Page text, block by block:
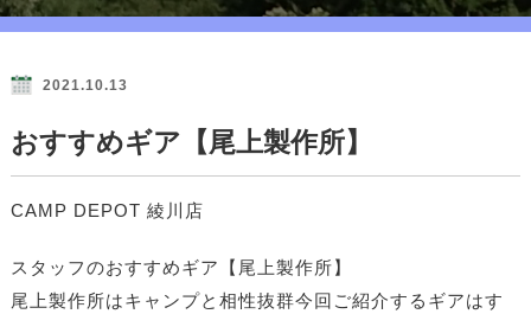
2021.10.13
おすすめギア【尾上製作所】
CAMP DEPOT 綾川店
スタッフのおすすめギア【尾上製作所】
尾上製作所はキャンプと相性抜群今回ご紹介するギアはす